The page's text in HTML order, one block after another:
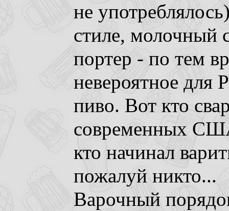
не
стиле, молочный
портер - по тем
невероятное для
пиво. Вот кто
современных
кто начинал
пожалуй никто...
Варочный